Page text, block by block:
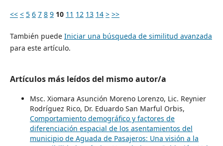
<< < 5 6 7 8 9 10 11 12 13 14 > >>
También puede Iniciar una búsqueda de similitud avanzada
para este artículo.
Artículos más leídos del mismo autor/a
Msc. Xiomara Asunción Moreno Lorenzo, Lic. Reynier
Rodríguez Rico, Dr. Eduardo San Marful Orbis,
Comportamiento demográfico y factores de
diferenciación espacial de los asentamientos del
municipio de Aguada de Pasajeros: Una visión a la